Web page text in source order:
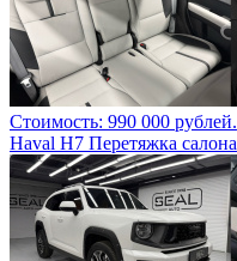
Стоимость: 990 000 рублей.
Haval H7 Перетяжка салона